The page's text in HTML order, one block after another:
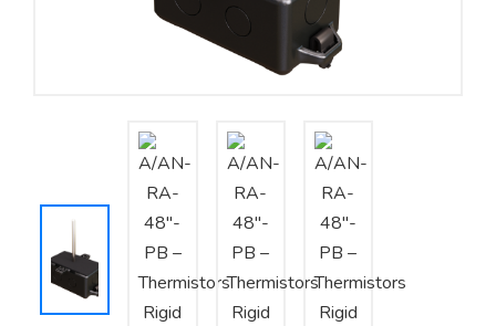
Cung cấp giải pháp quản lý cho toà nhà (BMS)
Tư vấn – Thiết kế – Cung cấp thiết bị HVAC
Tư vấn thiết kế, thi công tủ điều khiển
Thi công – Lắp đặt hệ thống HVAC